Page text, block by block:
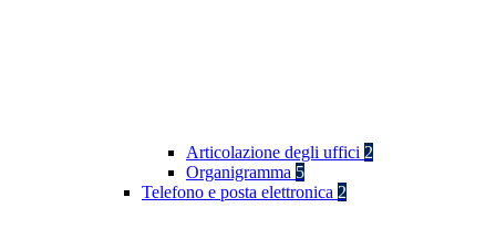
Articolazione degli uffici 2
Organigramma 5
Telefono e posta elettronica 2